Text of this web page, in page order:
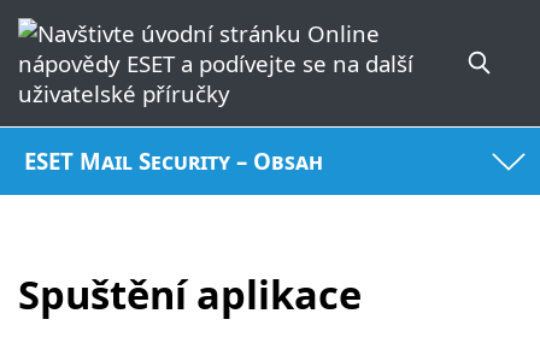
ESET Mail Security – Obsah
Spuštění aplikace